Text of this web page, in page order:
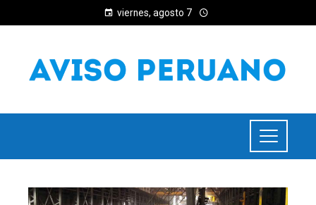
viernes, agosto 7